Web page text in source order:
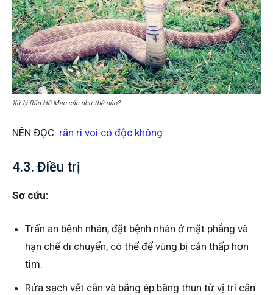
Xử lý Rắn Hổ Mèo cắn như thế nào?
NÊN ĐỌC: rắn ri voi có độc không
4.3. Điều trị
Sơ cứu:
Trấn an bệnh nhân, đặt bệnh nhân ở mặt phẳng và
hạn chế di chuyển, có thể để vùng bị cắn thấp hơn
tim.
Rửa sạch vết cắn và băng ép bằng thun từ vị trí cắn